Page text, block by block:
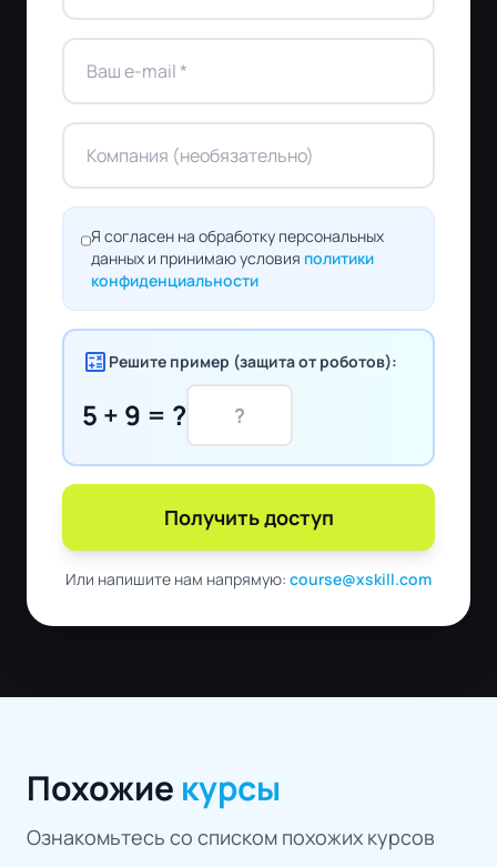
Я согласен на обработку персональных
данных и принимаю условия политики
конфиденциальности
calculate Решите пример (защита от роботов):
5 + 9 = ?
Получить доступ
Или напишите нам напрямую: course@xskill.com
Похожие курсы
Ознакомьтесь со списком похожих курсов